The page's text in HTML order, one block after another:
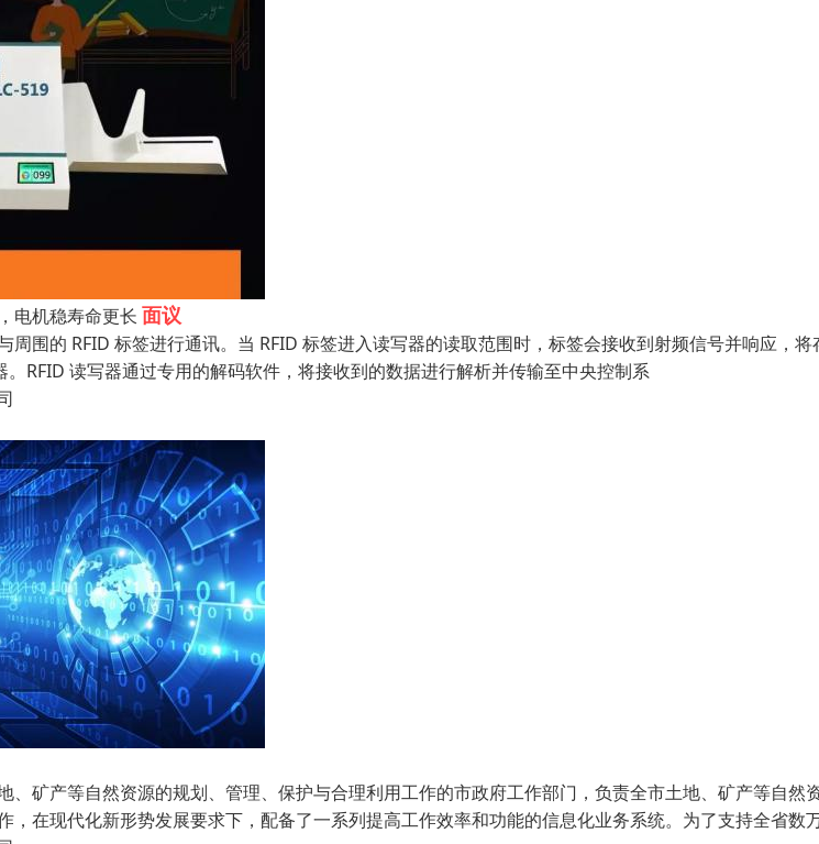
电机稳寿命更长 面议
周围的 RFID 标签进行通讯。当 RFID 标签进入读写器的读取范围时，标签会接收到射频信号并响应，将
。RFID 读写器通过专用的解码软件，将接收到的数据进行解析并传输至中央控制系
、矿产等自然资源的规划、管理、保护与合理利用工作的市政府工作部门，负责全市土地、矿产等自然
，在现代化新形势发展要求下，配备了一系列提高工作效率和功能的信息化业务系统。为了支持全省数